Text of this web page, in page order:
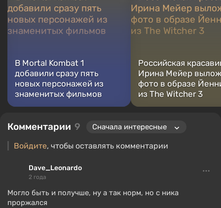
связанных с видеоиграми. Я собираю различные игровые
сувениры, включая фигурки, постеры, старые консоли и
многое другое. У меня есть живой интерес к ретро-играм. Я
играю с начала 2000-х на PC и консолях.
В Mortal Kombat 1
добавили сразу пять
новых персонажей из
знаменитых фильмов
Российская
Ирина Мейер
фото в образе
из The Witcher 3
Комментарии 9
Войдите, чтобы оставлять комментарии
Dave_Leonardo
2 года
Могло быть и получше, ну а так норм, но с ника
проржался